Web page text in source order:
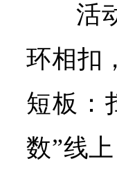
活
环相扣
短板：
数”线